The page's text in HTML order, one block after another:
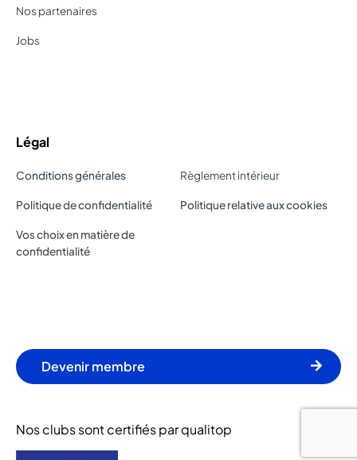
Nos partenaires
Jobs
Légal
Conditions générales Règlement intérieur
Politique de confidentialité Politique relative aux cookies
Vos choix en matière de
confidentialité
Devenir membre
Nos clubs sont certifiés par qualitop